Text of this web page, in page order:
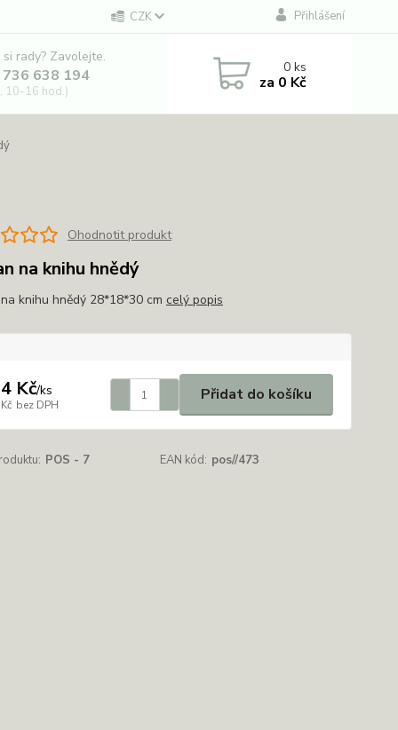
CZK Přihlášení
rady? Zavolejte.
638 194
10-16 hod.)
0ks
za 0 Kč
Ohodnotit produkt
na knihu hnědý
knihu hnědý 28*18*30 cm celý popis
Kč/ks
bez DPH
Přidat do košíku
POS - 7 EAN kód: pos//473